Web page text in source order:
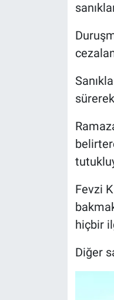
Fevzi
hiçbir
Diğer